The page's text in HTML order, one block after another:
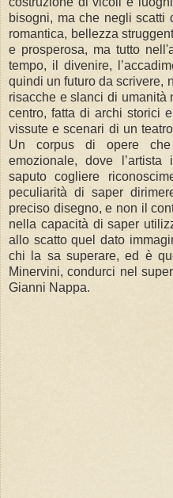
bisogni, ma che negli scatti
romantica, bellezza
e prosperosa, ma tutto
tempo, il divenire,
quindi un futuro da scrivere,
risacche e slanci di umanità
centro, fatta di archi storici
vissute e scenari di un
Un corpus di opere che
emozionale, dove
saputo cogliere
peculiarità di saper
preciso disegno, e non il
nella capacità di saper
allo scatto quel dato
chi la sa superare, ed è
Minervini, condurci nel
Gianni Nappa.